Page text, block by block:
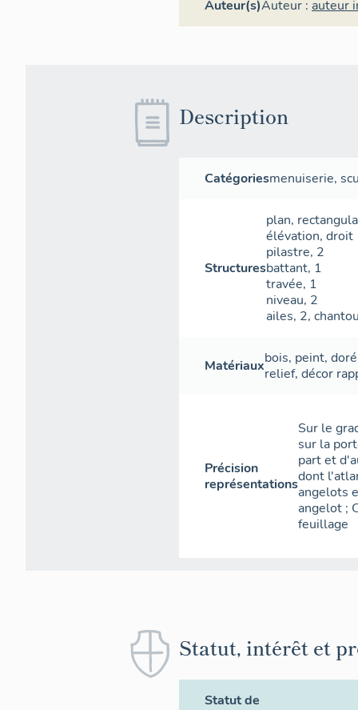
Auteur(s)Auteur : auteur
Description
Catégoriesmenuiserie,
Structures
plan,
élévation, droit
pilastre, 2
battant, 1
travée, 1
niveau, 2
ailes, 2,
Matériauxbois, peint, doré
relief, décor
Précision
représentations
Sur le
sur la
part et
dont
angelots
angelot ;
feuillage
Statut, intérêt et
Statut de